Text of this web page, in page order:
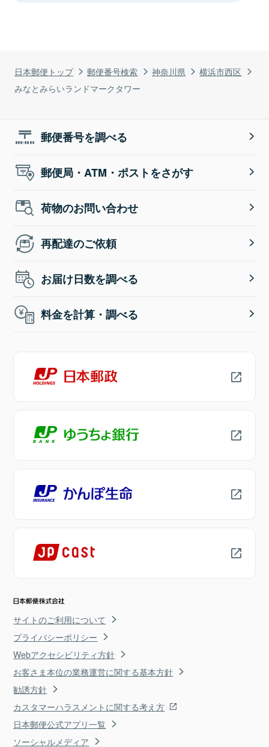
日本郵便トップ 郵便番号検索 神奈川県
横浜市西区
みなとみらいランドマークタワー
郵便番号を調べる
郵便局・ATM・ポストをさがす
荷物のお問い合わせ
再配達のご依頼
お届け日数を調べる
料金を計算・調べる
サイトのご利用について
プライバシーポリシー
Webアクセシビリティ方針
お客さま本位の業務運営に関する基本方針
勧誘方針
カスタマーハラスメントに関する考え方
日本郵便公式アプリ一覧
ソーシャルメディア